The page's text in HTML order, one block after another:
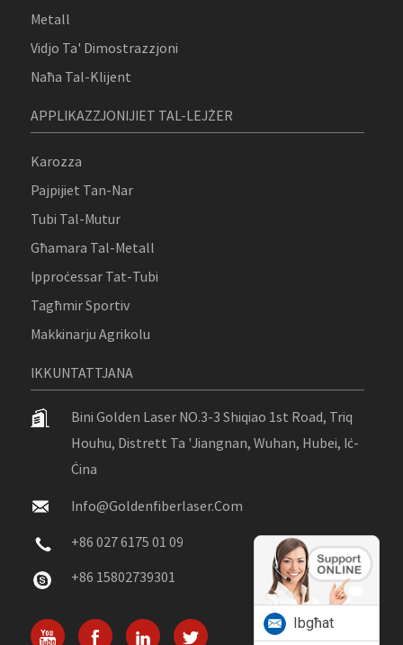
Metall
Vidjo Ta' Dimostrazzjoni
Naħa Tal-Klijent
APPLIKAZZJONIJIET TAL-LEJŻER
Karozza
Pajpijiet Tan-Nar
Tubi Tal-Mutur
Għamara Tal-Metall
Ipproċessar Tat-Tubi
Tagħmir Sportiv
Makkinarju Agrikolu
IKKUNTATTJANA
Bini Golden Laser NO.3-3 Shiqiao 1st Road, Triq
Houhu, Distrett Ta 'Jiangnan, Wuhan, Hubei, Iċ-
Ċina
Info@goldenfiberlaser.com
+86 027 6175 01 09
+86 15802739301
Ibgħat